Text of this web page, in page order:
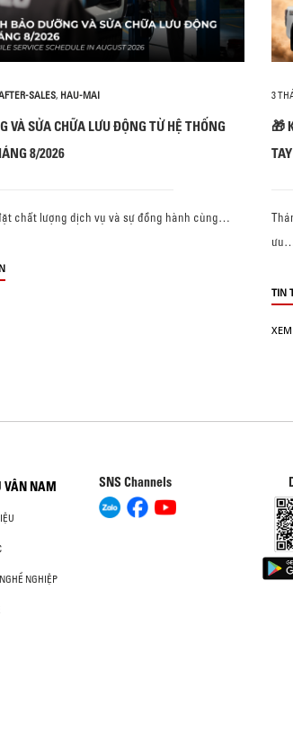
SALES, HAU-MAI
VÀ SỬA CHỮA LƯU ĐỘNG TỪ HỆ THỐNG
8/2026
chất lượng dịch vụ và sự đồng hành cùng…
3
🎁
TIN
VÂN NAM
NGHIỆP
SNS Channels